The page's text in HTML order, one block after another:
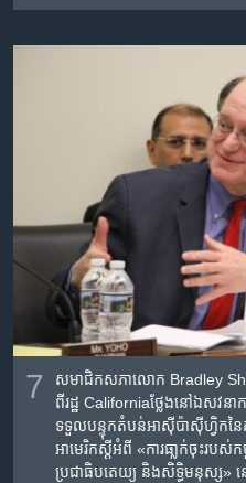
7
សមាជិក​សភា​លោក Bradley
ពី​រដ្ឋ Californiaថ្លែង​នៅ​ឯ​សវន
ទទួល​បន្ទុក​តំបន់​អាស៊ីប៉ាស៊ីហ្វិក​នៃ​
អាមេរិក​ស្តីអំពី​ «ការ​ធា្លក់​ចុះរប
ប្រជាធិបតេយ្យ ​និង​សិទ្ធិមនុស្ស‍»​ ​នៅ​